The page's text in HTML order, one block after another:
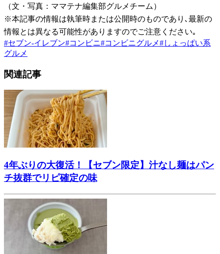
（文・写真：ママテナ編集部グルメチーム）
※本記事の情報は執筆時または公開時のものであり､最新の
情報とは異なる可能性がありますのでご注意ください｡
#セブン-イレブン#コンビニ#コンビニグルメ#しょっぱい系
グルメ
関連記事
4年ぶりの大復活！【セブン限定】汁なし麺はパン
チ抜群でリピ確定の味